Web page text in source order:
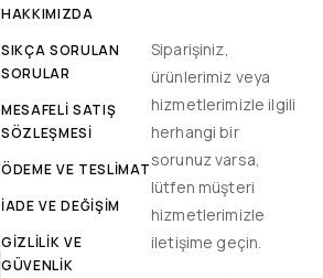
HAKKIMIZDA
SIKÇA SORULAN
SORULAR
MESAFELİ SATIŞ
SÖZLEŞMESİ
ÖDEME VE TESLİMAT
İADE VE DEĞİŞİM
GİZLİLİK VE
GÜVENLİK
Siparişiniz,
ürünlerimiz veya
hizmetlerimizle ilgili
herhangi bir
sorunuz varsa,
lütfen müşteri
hizmetlerimizle
iletişime geçin.